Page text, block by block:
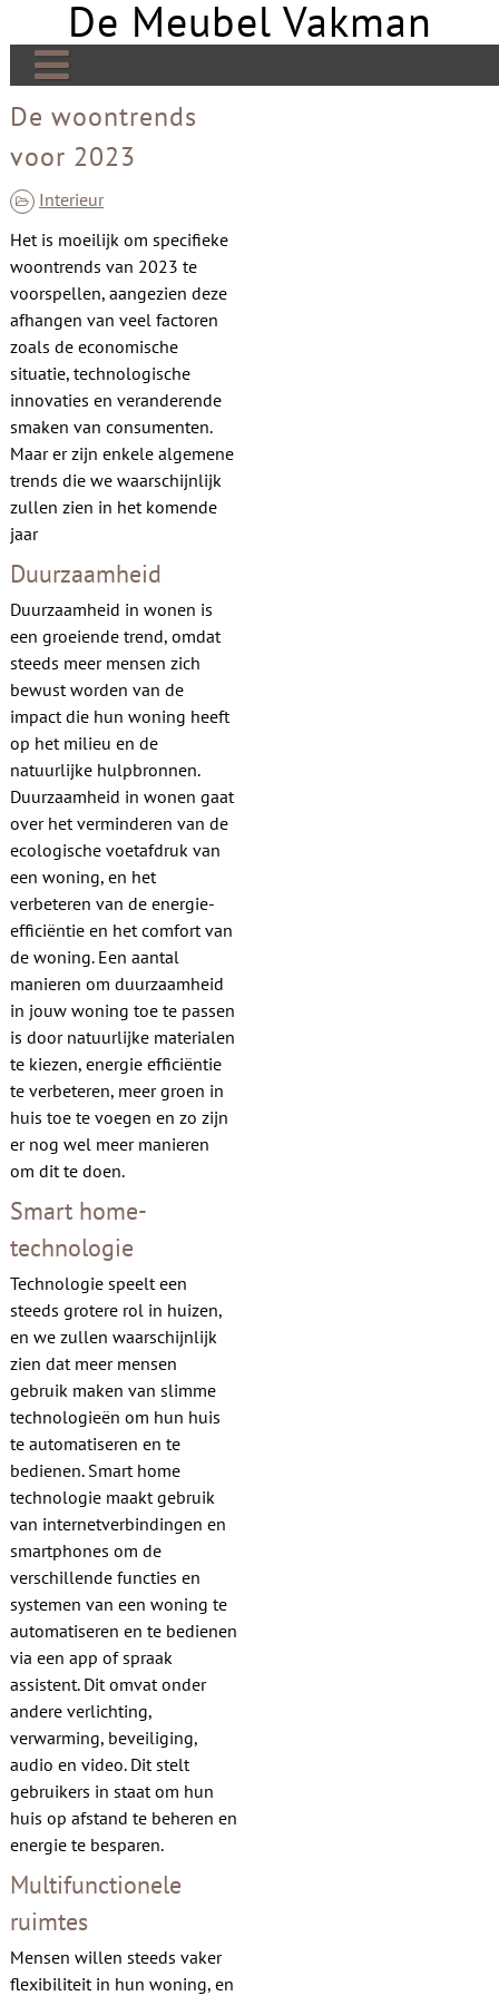
content
De Meubel Vakman
De Meubel Vakman | Meer over design
Banken
Bedden
Tafels
Tv meubels
Kasten
Open haard
Stoelen
Links
Contact
De woontrends
voor 2023
Interieur
Het is moeilijk om specifieke
woontrends van 2023 te
voorspellen, aangezien deze
afhangen van veel factoren
zoals de economische
situatie, technologische
innovaties en veranderende
smaken van consumenten.
Maar er zijn enkele algemene
trends die we waarschijnlijk
zullen zien in het komende
jaar
Duurzaamheid
Duurzaamheid in wonen is
een groeiende trend, omdat
steeds meer mensen zich
bewust worden van de
impact die hun woning heeft
op het milieu en de
natuurlijke hulpbronnen.
Duurzaamheid in wonen gaat
over het verminderen van de
ecologische voetafdruk van
een woning, en het
verbeteren van de energie-
efficiëntie en het comfort van
de woning. Een aantal
manieren om duurzaamheid
in jouw woning toe te passen
is door natuurlijke materialen
te kiezen, energie efficiëntie
te verbeteren, meer groen in
huis toe te voegen en zo zijn
er nog wel meer manieren
om dit te doen.
Smart home-
technologie
Technologie speelt een
steeds grotere rol in huizen,
en we zullen waarschijnlijk
zien dat meer mensen
gebruik maken van slimme
technologieën om hun huis
te automatiseren en te
bedienen. Smart home
technologie maakt gebruik
van internetverbindingen en
smartphones om de
verschillende functies en
systemen van een woning te
automatiseren en te bedienen
via een app of spraak
assistent. Dit omvat onder
andere verlichting,
verwarming, beveiliging,
audio en video. Dit stelt
gebruikers in staat om hun
huis op afstand te beheren en
energie te besparen.
Multifunctionele
ruimtes
Mensen willen steeds vaker
flexibiliteit in hun woning, en